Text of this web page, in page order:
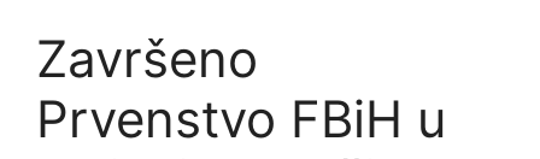
Završeno
Prvenstvo FBiH u